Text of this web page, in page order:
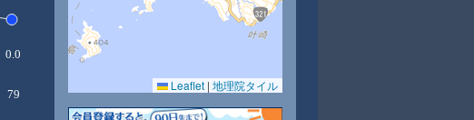
0.0
79
Leaflet | 地理院タイル